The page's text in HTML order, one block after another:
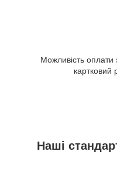
Можливість
картковий
Наші